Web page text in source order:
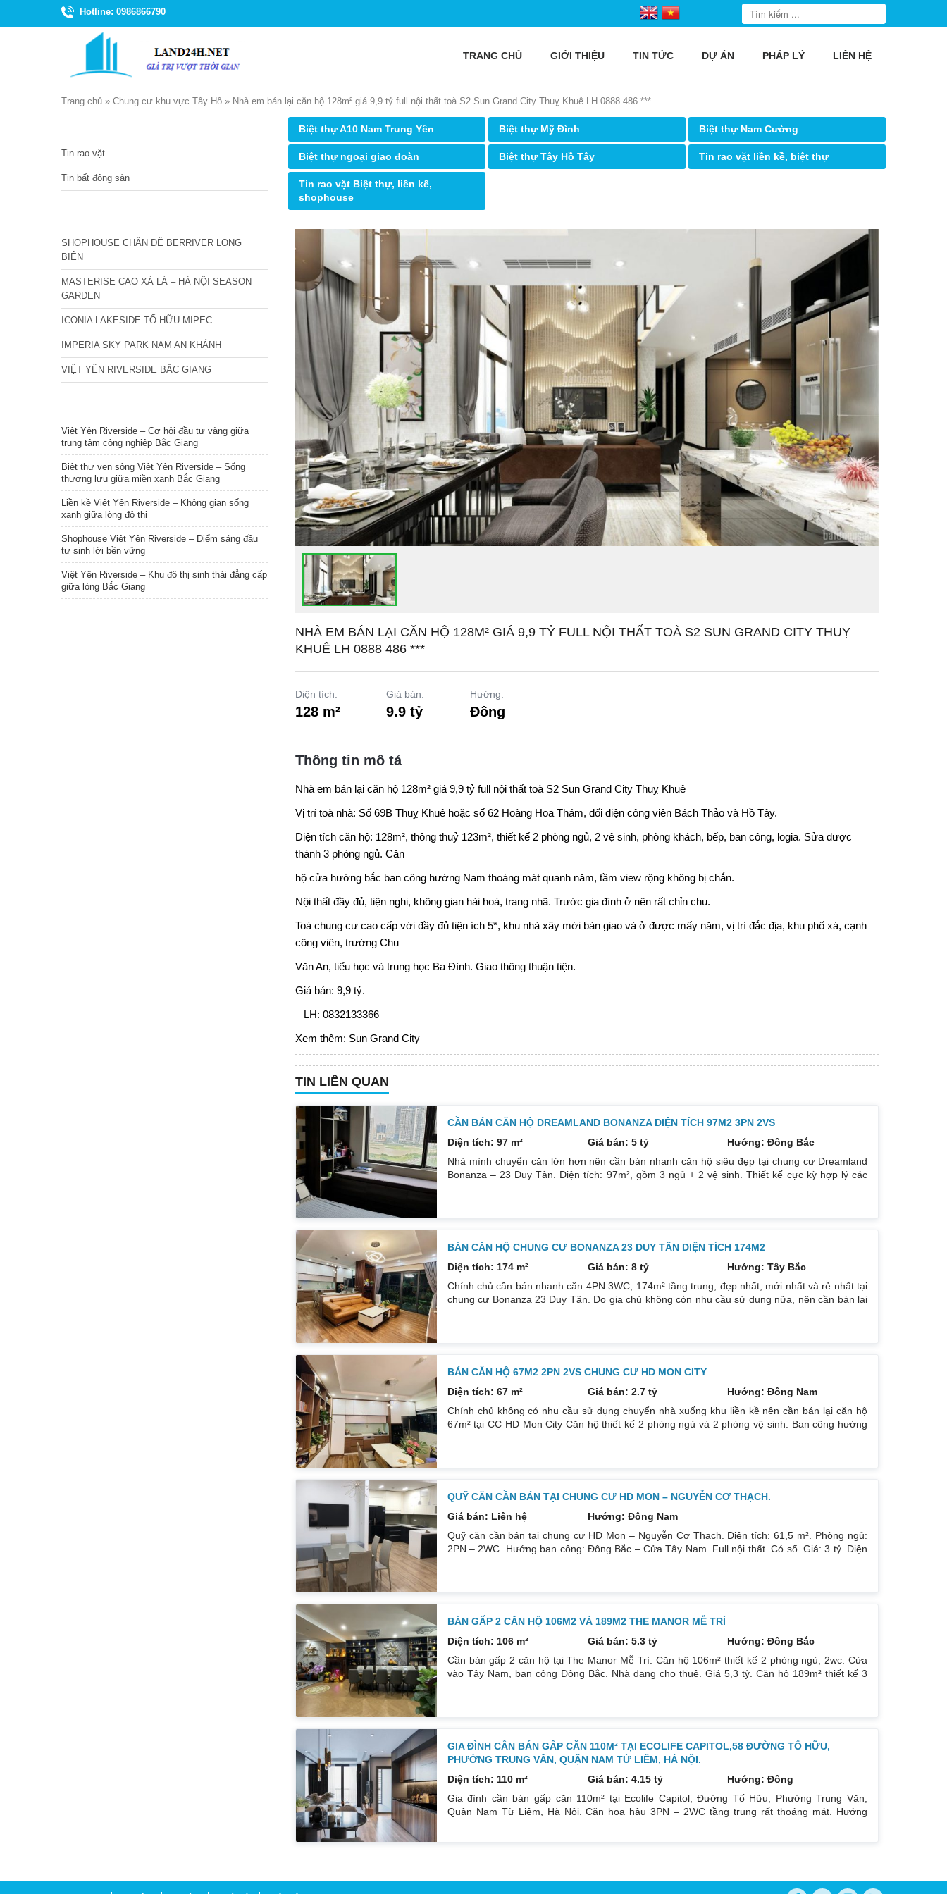
Hotline: 0986866790
TRANG CHỦ GIỚI THIỆU TIN TỨC DỰ ÁN PHÁP LÝ LIÊN HỆ
Trang chủ » Chung cư khu vực Tây Hồ » Nhà em bán lại căn hộ 128m² giá 9,9 tỷ full nội thất toà S2 Sun Grand City Thuỵ Khuê LH 0888 486 ***
Biệt thự A10 Nam Trung Yên Biệt thự Mỹ Đình Biệt thự Nam Cường
Biệt thự ngoại giao đoàn Biệt thự Tây Hồ Tây Tin rao vặt liền kề, biệt thự
Tin rao vặt Biệt thự, liền kề,
shophouse
NHÀ EM BÁN LẠI CĂN HỘ 128M² GIÁ 9,9 TỶ FULL NỘI THẤT TOÀ S2 SUN GRAND CITY THUỴ
KHUÊ LH 0888 486 ***
Diện tích:
128 m²
Giá bán:
9.9 tỷ
Hướng:
Đông
Thông tin mô tả
Nhà em bán lại căn hộ 128m² giá 9,9 tỷ full nội thất toà S2 Sun Grand City Thuỵ Khuê
Vị trí toà nhà: Số 69B Thuỵ Khuê hoặc số 62 Hoàng Hoa Thám, đối diện công viên Bách Thảo và Hồ Tây.
Diện tích căn hộ: 128m², thông thuỷ 123m², thiết kế 2 phòng ngủ, 2 vệ sinh, phòng khách, bếp, ban công, logia. Sửa được
thành 3 phòng ngủ. Căn
hộ cửa hướng bắc ban công hướng Nam thoáng mát quanh năm, tầm view rộng không bị chắn.
Nội thất đầy đủ, tiện nghi, không gian hài hoà, trang nhã. Trước gia đình ở nên rất chỉn chu.
Toà chung cư cao cấp với đầy đủ tiện ích 5*, khu nhà xây mới bàn giao và ở được mấy năm, vị trí đắc địa, khu phố xá, cạnh
công viên, trường Chu
Văn An, tiểu học và trung học Ba Đình. Giao thông thuận tiện.
Giá bán: 9,9 tỷ.
– LH: 0832133366
Xem thêm: Sun Grand City
TIN LIÊN QUAN
CẦN BÁN CĂN HỘ DREAMLAND BONANZA DIỆN TÍCH 97M2 3PN 2VS
Diện tích: 97 m²
Giá bán: 5 tỷ
Hướng: Đông Bắc
Nhà mình chuyển căn lớn hơn nên cần bán nhanh căn hộ siêu đẹp tại chung cư Dreamland
Bonanza – 23 Duy Tân. Diện tích: 97m², gồm 3 ngủ + 2 vệ sinh. Thiết kế cực kỳ hợp lý các
BÁN CĂN HỘ CHUNG CƯ BONANZA 23 DUY TÂN DIỆN TÍCH 174M2
Diện tích: 174 m²
Giá bán: 8 tỷ
Hướng: Tây Bắc
Chính chủ cần bán nhanh căn 4PN 3WC, 174m² tầng trung, đẹp nhất, mới nhất và rẻ nhất tại
chung cư Bonanza 23 Duy Tân. Do gia chủ không còn nhu cầu sử dụng nữa, nên cần bán lại
BÁN CĂN HỘ 67M2 2PN 2VS CHUNG CƯ HD MON CITY
Diện tích: 67 m²
Giá bán: 2.7 tỷ
Hướng: Đông Nam
Chính chủ không có nhu cầu sử dụng chuyển nhà xuống khu liền kề nên cần bán lại căn hộ
67m² tại CC HD Mon City Căn hộ thiết kế 2 phòng ngủ và 2 phòng vệ sinh. Ban công hướng
QUỸ CĂN CẦN BÁN TẠI CHUNG CƯ HD MON – NGUYỄN CƠ THẠCH.
Giá bán: Liên hệ
Hướng: Đông Nam
Quỹ căn cần bán tại chung cư HD Mon – Nguyễn Cơ Thạch. Diện tích: 61,5 m². Phòng ngủ:
2PN – 2WC. Hướng ban công: Đông Bắc – Cửa Tây Nam. Full nội thất. Có sổ. Giá: 3 tỷ. Diện
BÁN GẤP 2 CĂN HỘ 106M2 VÀ 189M2 THE MANOR MỄ TRÌ
Diện tích: 106 m²
Giá bán: 5.3 tỷ
Hướng: Đông Bắc
Cần bán gấp 2 căn hộ tại The Manor Mễ Trì. Căn hộ 106m² thiết kế 2 phòng ngủ, 2wc. Cửa
vào Tây Nam, ban công Đông Bắc. Nhà đang cho thuê. Giá 5,3 tỷ. Căn hộ 189m² thiết kế 3
GIA ĐÌNH CẦN BÁN GẤP CĂN 110M² TẠI ECOLIFE CAPITOL,58 ĐƯỜNG TỐ HỮU,
PHƯỜNG TRUNG VĂN, QUẬN NAM TỪ LIÊM, HÀ NỘI.
Diện tích: 110 m²
Giá bán: 4.15 tỷ
Hướng: Đông
Gia đình cần bán gấp căn 110m² tại Ecolife Capitol, Đường Tố Hữu, Phường Trung Văn,
Quận Nam Từ Liêm, Hà Nội. Căn hoa hậu 3PN – 2WC tầng trung rất thoáng mát. Hướng
Tin rao vặt
Tin bất động sản
SHOPHOUSE CHÂN ĐẾ BERRIVER LONG
BIÊN
MASTERISE CAO XÀ LÁ – HÀ NỘI SEASON
GARDEN
ICONIA LAKESIDE TỐ HỮU MIPEC
IMPERIA SKY PARK NAM AN KHÁNH
VIỆT YÊN RIVERSIDE BẮC GIANG
Việt Yên Riverside – Cơ hội đầu tư vàng giữa
trung tâm công nghiệp Bắc Giang
Biệt thự ven sông Việt Yên Riverside – Sống
thượng lưu giữa miền xanh Bắc Giang
Liền kề Việt Yên Riverside – Không gian sống
xanh giữa lòng đô thị
Shophouse Việt Yên Riverside – Điểm sáng đầu
tư sinh lời bền vững
Việt Yên Riverside – Khu đô thị sinh thái đẳng cấp
giữa lòng Bắc Giang